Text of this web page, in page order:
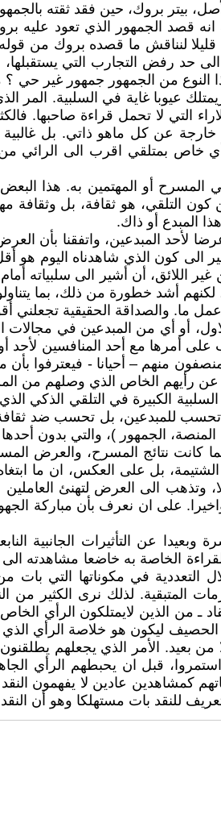
بيتر بروك، حين فقد ثقته
انه قصد الجمهور الذي تعود
قليلا لنناقش ما قصده بروك من
حد رفض التجارب التي يستقبلها،
من الجمهور جمهور غير حي
عيوبا غاية في السلبية.
التي لا تحمل قراءة صاحبها.
عن كل ماهو ذاتي. بل غالبية
خاص بمتلقي اقرب الى الرائي
أو المهتمين به. هذا
التلقي، هو ثقافة، بل وثقافة
المبدع أو ذاك.
لأحد المبدعين، واتفقنا بأن
كون الذي شاهدناه اليوم
غير اللائق، أن أشير الى
لكنهم أشد خطورة من ذلك، بما
والصداقة الحقيقية تجعلني
أو أي من المبدعين في
على أمرها مع أحد المنافسين
منهم – أحيانا - فيعترفوا
عن رأيهم الخاص الذي وصلهم من
الكبيرة في التلقي الذكي
للمبدعين، بل تحسب ضد
الجمهور )، والتي بدون
كانت نتائج المسرح، والعرض
بل على العكس، ان ما ابتغاه
الى العرض لتهنئ
على ان نعرف بأن مباركة
وبعيدا عن التأثيرات
الخاصة به خاضعا مشاهدته الى
في مكوناتها التي بات
المتبقية. لذلك نرى الكثير
ـ من الذين لايمتلكون الرأي
الحصيف ليكون هو خلاصة الرأي
بعيد. الأمر الذي يجعلهم
قبل ان يحبطهم الرأي
كمشاهدين عادين لا يفهمون
للنقد بات مستهلكا وهو أن